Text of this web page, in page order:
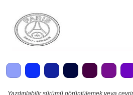
Yazdırılabilir sürümü görüntülemek veya